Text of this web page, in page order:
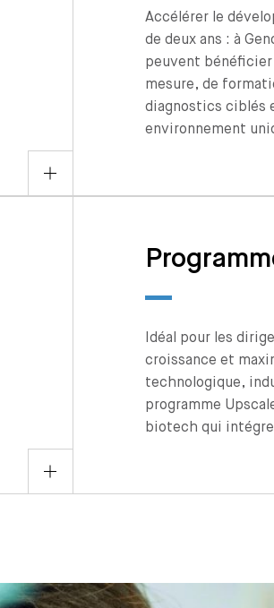
Accélérer le
de deux ans : à
peuvent bénéficier
mesure, de
diagnostics ciblés
environnement
Idéal pour les
croissance et
technologique,
programme
biotech qui intégre